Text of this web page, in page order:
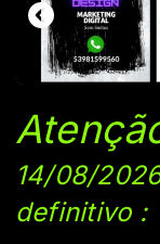
14/08/
definitivo: